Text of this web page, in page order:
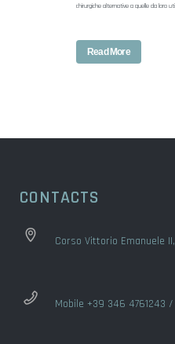
chirurgiche alternative a quelle da loro
Read More
CONTACTS
Corso Vittorio Emanuele
Mobile +39 346 4761243